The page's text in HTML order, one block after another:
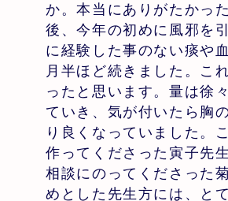
か。本当にありがたかっ
後、今年の初めに風邪を
に経験した事のない痰や
月半ほど続きました。こ
ったと思います。量は徐
ていき、気が付いたら胸
り良くなっていました。
作ってくださった寅子先
相談にのってくださった
めとした先生方には、と